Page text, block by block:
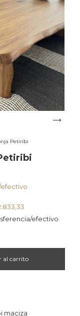
Petiribi
efectivo
efectivo
maciza